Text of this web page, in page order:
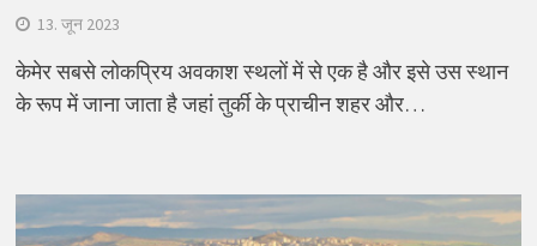
13. जून 2023
केमेर सबसे लोकप्रिय अवकाश स्थलों में से एक है और इसे उस स्थान
के रूप में जाना जाता है जहां तुर्की के प्राचीन शहर और…